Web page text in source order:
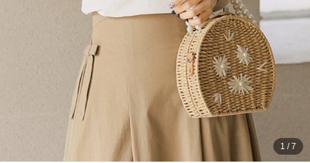
1 /7